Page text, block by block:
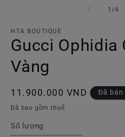
hộp
tương
tác
1/4
HTA BOUTIQUE
Gucci Ophidia
Vàng
Giá
thông
11.900.000 VND Đã bán
Đã bao gồm thuế.
Số lượng